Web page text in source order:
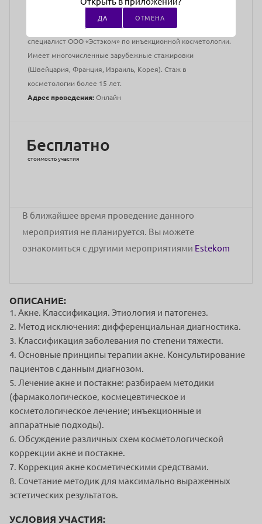
Врач-дерматовенеролог, косметолог. Ведущий внештатный
специалист ООО «Эстэком» по инъекционной косметологии.
Имеет многочисленные зарубежные стажировки
(Швейцария, Франция, Израиль, Корея). Стаж в
косметологии более 15 лет.
Адрес проведения: Онлайн
Бесплатно
стоимость участия
В ближайшее время проведение данного
мероприятия не планируется. Вы можете
ознакомиться с другими мероприятиями Estekom
ОПИСАНИЕ:
1. Акне. Классификация. Этиология и патогенез.
2. Метод исключения: дифференциальная диагностика.
3. Классификация заболевания по степени тяжести.
4. Основные принципы терапии акне. Консультирование
пациентов с данным диагнозом.
5. Лечение акне и постакне: разбираем методики
(фармакологическое, космецевтическое и
косметологическое лечение; инъекционные и
аппаратные подходы).
6. Обсуждение различных схем косметологической
коррекции акне и постакне.
7. Коррекция акне косметическими средствами.
8. Сочетание методик для максимально выраженных
эстетических результатов.
УСЛОВИЯ УЧАСТИЯ:
ДА ОТМЕНА